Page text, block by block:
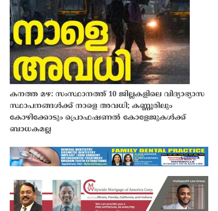
കനത്ത മഴ: സംസ്ഥാനത്ത് 10 ജില്ലകളിലെ വിദ്യാഭ്യാസ
സ്ഥാപനങ്ങൾക്ക് നാളെ അവധി; കണ്ണൂരിലും
കോഴിക്കോടും പ്രൊഫഷണൽ കോളേജുകൾക്ക്
ബാധകമല്ല